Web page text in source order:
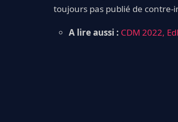
toujours pas publié de contre-
A lire aussi : CDM 2022,